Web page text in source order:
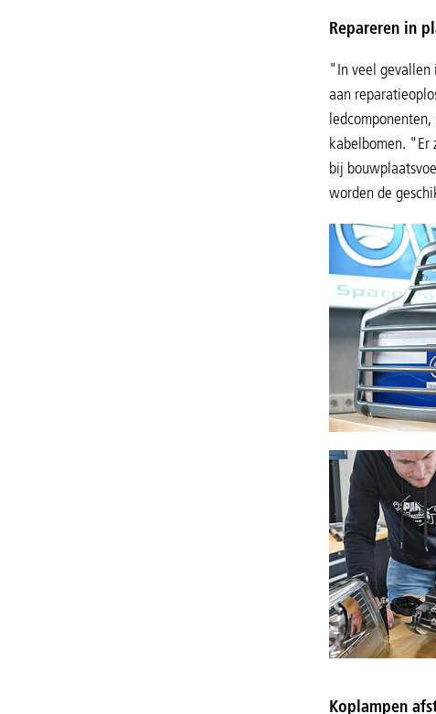
Repareren in
"In veel gevallen
aan
kabelbomen. "Er
bij
worden de
Koplampen